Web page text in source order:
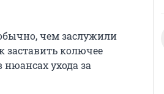
чем заслужили
колючее
нюансах ухода за